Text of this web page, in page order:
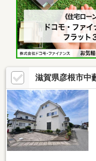
毎日のお買い物に便利なフ
さが魅力です・彦根市立城
毎日の通学も安心
滋賀県彦根市中